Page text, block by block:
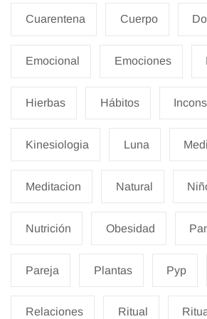
Cuarentena Cuerpo
Emocional Emociones
Hierbas Hábitos
Kinesiologia Luna
Meditacion Natural
Nutrición Obesidad
Pareja Plantas Pyp
Relaciones Ritual